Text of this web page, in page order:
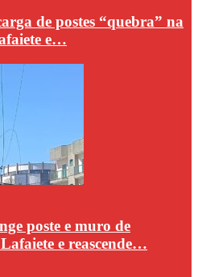
de postes “quebra” na
e…
poste e muro de
e reascende…